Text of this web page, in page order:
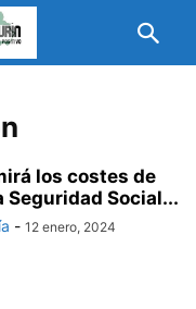
los costes de
Seguridad Social...
- 12 enero, 2024